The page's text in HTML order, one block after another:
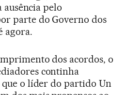
pelo
parte do Governo dos
agora.
dos acordos, o
continha
que o líder do partido Un